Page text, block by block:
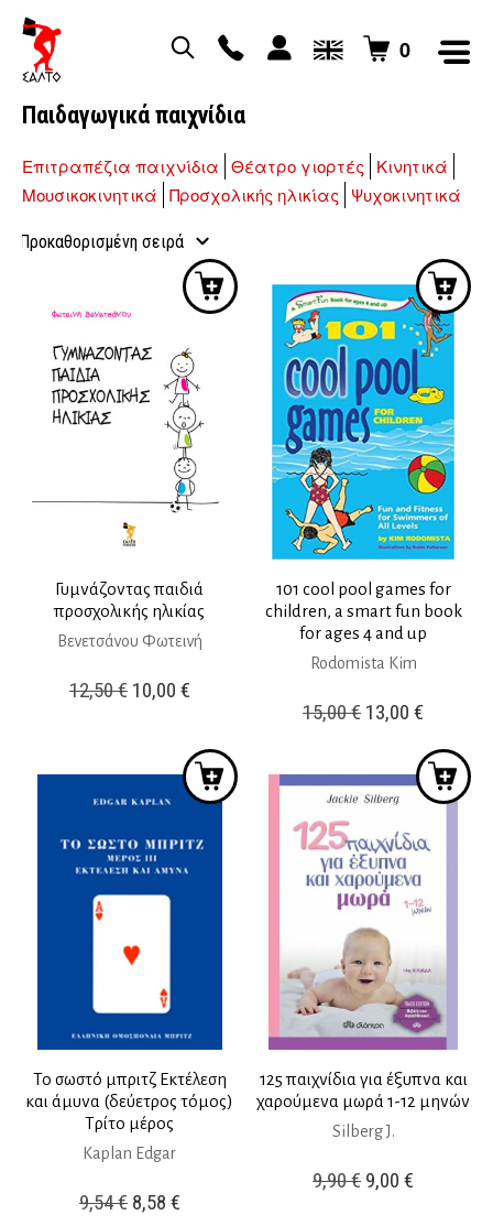
0
Παιδαγωγικά παιχνίδια
Επιτραπέζια παιχνίδια Θέατρο γιορτές
Κινητικά
Μουσικοκινητικά Προσχολικής ηλικίας Ψυχοκινητικά
Γυμνάζοντας παιδιά
προσχολικής ηλικίας
Βενετσάνου Φωτεινή
12,50€ Original
12,50 €.
10,00 €Η
τιμή
είναι:
10,00 €.
101 cool pool games for
children, a smart fun book
for ages 4 and up
Rodomista Kim
15,00€ Original
was:
15,00 €.
13,00€
τιμή
είναι:
13,00 €.
Το σωστό μπριτζ Εκτέλεση
και άμυνα (δεύετρος τόμος)
Τρίτο μέρος
Kaplan Edgar
9,54€ Original
8,58 €Η
125 παιχνίδια για έξυπνα και
χαρούμενα μωρά 1-12 μηνών
Silberg J.
9,90€ Original
9,00€